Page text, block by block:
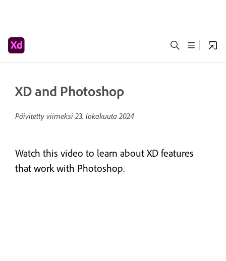
XD and Photoshop
Päivitetty viimeksi23. lokakuuta 2024
Watch this video to learn about XD features
that work with Photoshop.